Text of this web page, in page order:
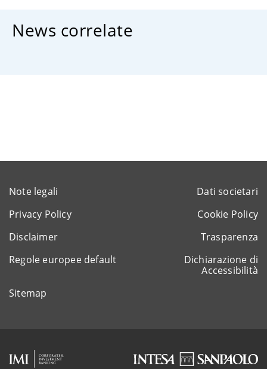
News correlate
Note legali
Dati societari
Privacy Policy
Cookie Policy
Disclaimer
Trasparenza
Regole europee default
Dichiarazione di
Accessibilità
Sitemap